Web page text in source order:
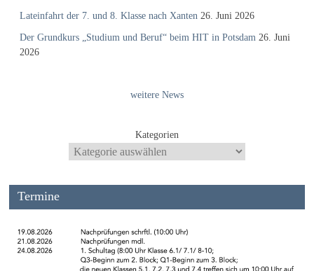
Lateinfahrt der 7. und 8. Klasse nach Xanten 26. Juni 2026
Der Grundkurs „Studium und Beruf“ beim HIT in Potsdam 26. Juni
2026
weitere News
Kategorien
Termine